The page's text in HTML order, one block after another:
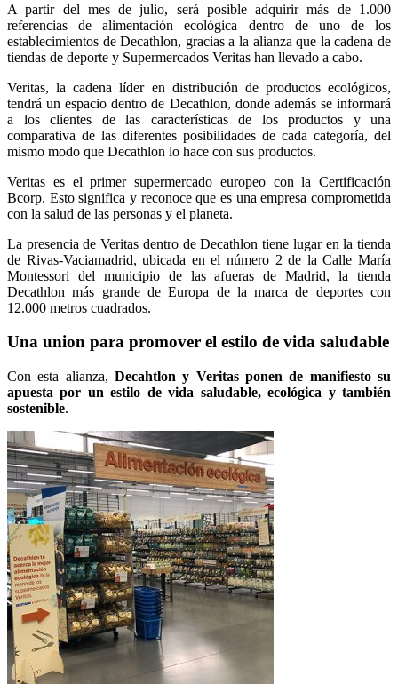
A partir del mes de julio, será posible adquirir más de 1.000
referencias de alimentación ecológica dentro de uno de los
establecimientos de Decathlon, gracias a la alianza que la cadena de
tiendas de deporte y Supermercados Veritas han llevado a cabo.
Veritas, la cadena líder en distribución de productos ecológicos,
tendrá un espacio dentro de Decathlon, donde además se informará
a los clientes de las características de los productos y una
comparativa de las diferentes posibilidades de cada categoría, del
mismo modo que Decathlon lo hace con sus productos.
Veritas es el primer supermercado europeo con la Certificación
Bcorp. Esto significa y reconoce que es una empresa comprometida
con la salud de las personas y el planeta.
La presencia de Veritas dentro de Decathlon tiene lugar en la tienda
de Rivas-Vaciamadrid, ubicada en el número 2 de la Calle María
Montessori del municipio de las afueras de Madrid, la tienda
Decathlon más grande de Europa de la marca de deportes con
12.000 metros cuadrados.
Una union para promover el estilo de vida saludable
Con esta alianza, Decahtlon y Veritas ponen de manifiesto su
apuesta por un estilo de vida saludable, ecológica y también
sostenible.